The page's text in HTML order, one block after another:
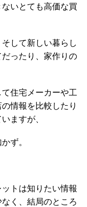
いとても高価な買
して新しい暮らし
ったり、家作りの
住宅メーカーや工
情報を比較したり
ますが、
ず。
トは知りたい情報
く、結局のところ